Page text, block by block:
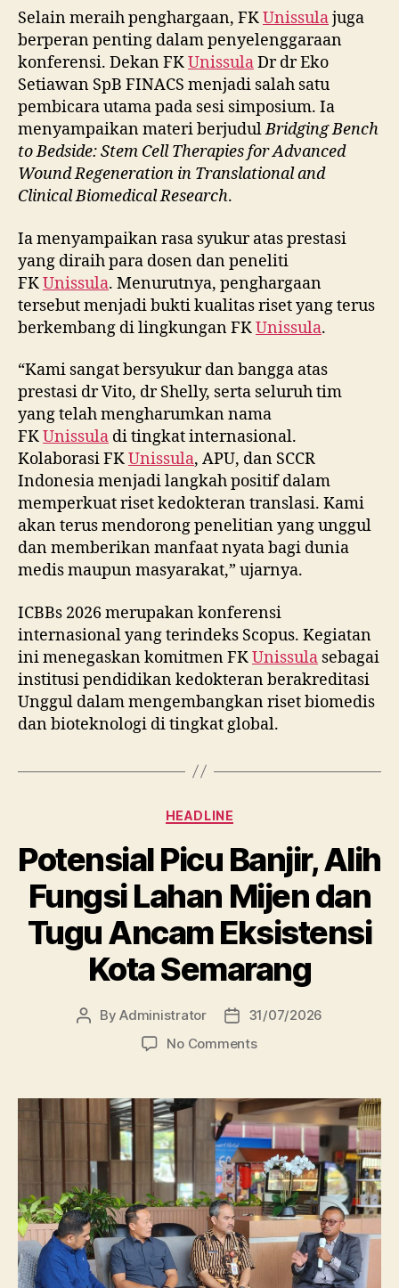
Selain meraih penghargaan, FKUnissulajuga
berperan penting dalam penyelenggaraan
konferensi. Dekan FKUnissulaDr dr Eko
Setiawan SpB FINACS menjadi salah satu
pembicara utama pada sesi simposium. Ia
menyampaikan materi berjudulBridging Bench
to Bedside: Stem Cell Therapies for Advanced
Wound Regeneration in Translational and
Clinical Biomedical Research.
Ia menyampaikan rasa syukur atas prestasi
yang diraih para dosen dan peneliti
FKUnissula. Menurutnya, penghargaan
tersebut menjadi bukti kualitas riset yang terus
berkembang di lingkungan FKUnissula.
“Kami sangat bersyukur dan bangga atas
prestasi dr Vito, dr Shelly, serta seluruh tim
yang telah mengharumkan nama
FKUnissula di tingkat internasional.
Kolaborasi FKUnissula, APU, dan SCCR
Indonesia menjadi langkah positif dalam
memperkuat riset kedokteran translasi. Kami
akan terus mendorong penelitian yang unggul
dan memberikan manfaat nyata bagi dunia
medis maupun masyarakat,” ujarnya.
ICBBs 2026 merupakan konferensi
internasional yang terindeks Scopus. Kegiatan
ini menegaskan komitmen FKUnissula sebagai
institusi pendidikan kedokteran berakreditasi
Unggul dalam mengembangkan riset biomedis
dan bioteknologi di tingkat global.
Categories
HEADLINE
Potensial Picu Banjir, Alih
Fungsi Lahan Mijen dan
Tugu Ancam Eksistensi
Kota Semarang
PostByAdministrator
Post
date
31/07/2026
No Commentson
Banjir,
Alih
Fungsi
Lahan
Mijen
dan
Tugu
Ancam
Eksistensi